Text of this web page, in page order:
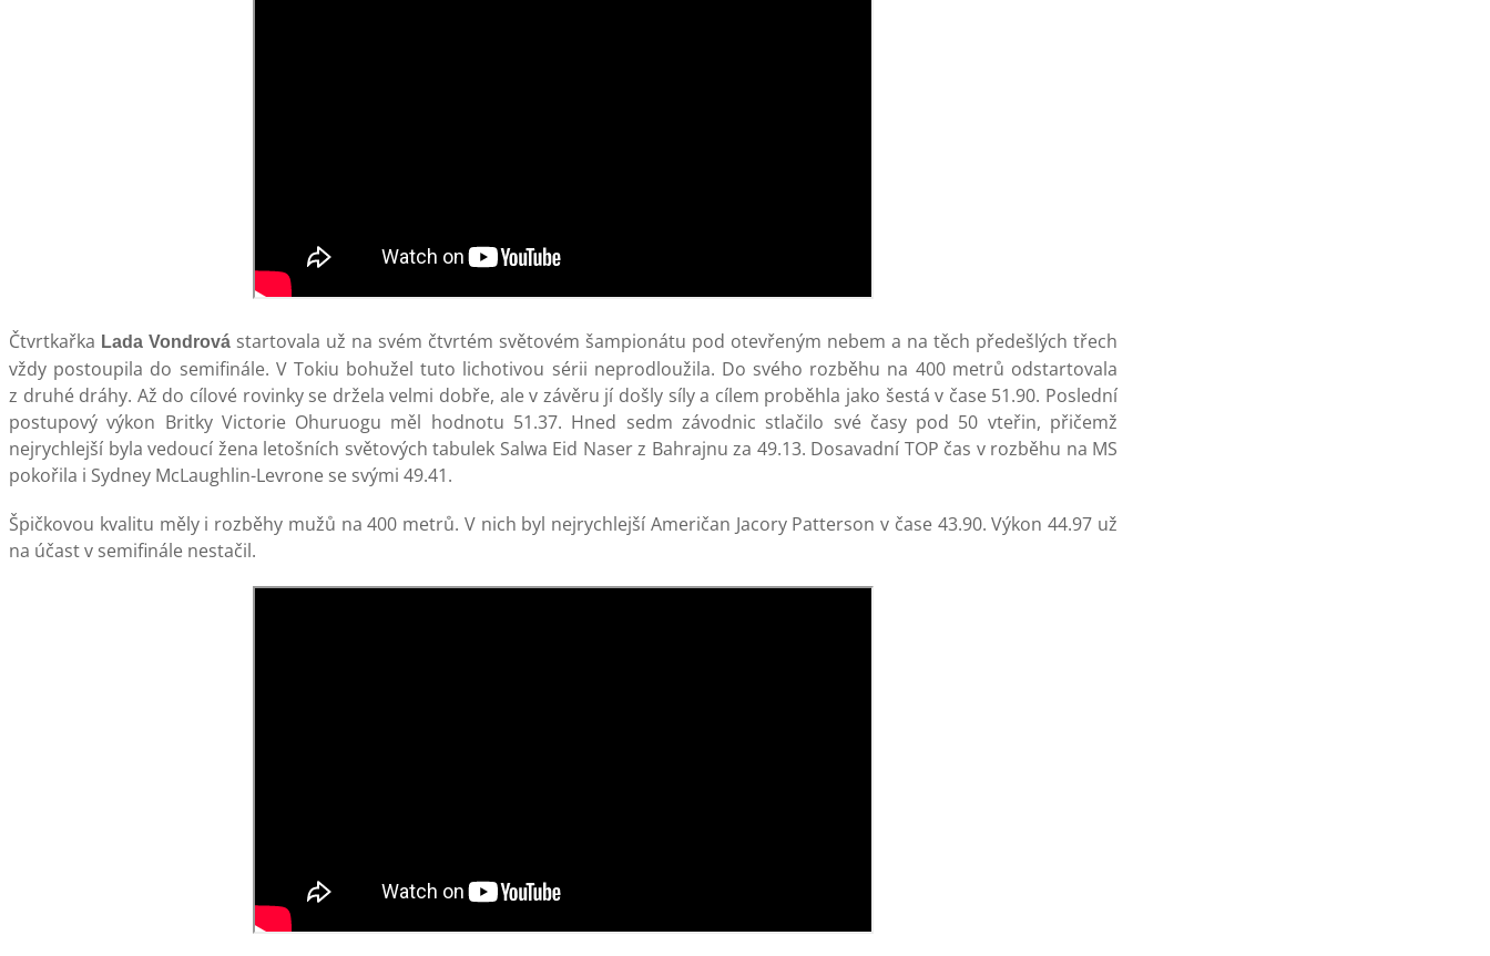
Čtvrtkařka Lada Vondrová startovala už na svém čtvrtém světovém šampionátu pod otevřeným nebem a na těch předešlých třech
vždy postoupila do semifinále. V Tokiu bohužel tuto lichotivou sérii neprodloužila. Do svého rozběhu na 400 metrů odstartovala
z druhé dráhy. Až do cílové rovinky se držela velmi dobře, ale v závěru jí došly síly a cílem proběhla jako šestá v čase 51.90. Poslední
postupový výkon Britky Victorie Ohuruogu měl hodnotu 51.37. Hned sedm závodnic stlačilo své časy pod 50 vteřin, přičemž
nejrychlejší byla vedoucí žena letošních světových tabulek Salwa Eid Naser z Bahrajnu za 49.13. Dosavadní TOP čas v rozběhu na MS
pokořila i Sydney McLaughlin-Levrone se svými 49.41.
Špičkovou kvalitu měly i rozběhy mužů na 400 metrů. V nich byl nejrychlejší Američan Jacory Patterson v čase 43.90. Výkon 44.97 už
na účast v semifinále nestačil.